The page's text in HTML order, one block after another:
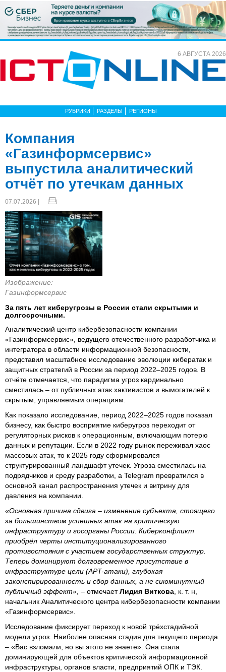
6 АВГУСТА 2026
РУБРИКИ РАЗДЕЛЫ РЕГИОНЫ
Компания
«Газинформсервис»
выпустила аналитический
отчёт по утечкам данных
07.07.2026 |
Изображение:
Газинформсервис
За пять лет киберугрозы в России стали скрытыми и
долгосрочными.
Аналитический центр кибербезопасности компании
«Газинформсервис», ведущего отечественного разработчика и
интегратора в области информационной безопасности,
представил масштабное исследование эволюции кибератак и
защитных стратегий в России за период 2022–2025 годов. В
отчёте отмечается, что парадигма угроз кардинально
сместилась – от публичных атак хактивистов и вымогателей к
скрытым, управляемым операциям.
Как показало исследование, период 2022–2025 годов показал
бизнесу, как быстро восприятие киберугроз переходит от
регуляторных рисков к операционным, включающим потерю
данных и репутации. Если в 2022 году рынок переживал хаос
массовых атак, то к 2025 году сформировался
структурированный ландшафт утечек. Угроза сместилась на
подрядчиков и среду разработки, а Telegram превратился в
основной канал распространения утечек и витрину для
давления на компании.
«Основная причина сдвига – изменение субъекта, стоящего
за большинством успешных атак на критическую
инфраструктуру и госорганы России. Киберконфликт
приобрёл черты институционализированного
противостояния с участием государственных структур.
Теперь доминируют долговременное присутствие в
инфраструктуре цели (APT-атаки), глубокая
законспирированность и сбор данных, а не сиюминутный
публичный эффект» , – отмечаетЛидия Виткова , к. т. н,
начальник Аналитического центра кибербезопасности компании
«Газинформсервис».
Исследование фиксирует переход к новой трёхстадийной
модели угроз. Наиболее опасная стадия для текущего периода
– «Вас взломали, но вы этого не знаете». Она стала
доминирующей для объектов критической информационной
инфраструктуры, органов власти, предприятий ОПК и ТЭК.